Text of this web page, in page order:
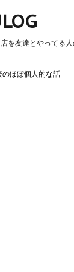
を友達とやってる人
のほぼ個人的な話